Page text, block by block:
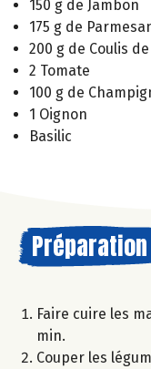
150 g de Jambon
175 g de
200 g de Coulis
2 Tomate
100 g de
1 Oignon
Basilic
Préparation
Faire cuire les
min.
Couper les